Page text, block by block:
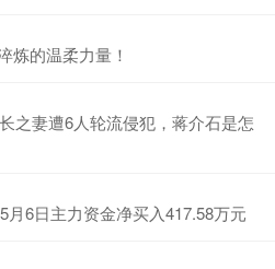
炼的温柔力量！
之妻遭6人轮流侵犯，蒋介石是怎
6日主力资金净买入417.58万元